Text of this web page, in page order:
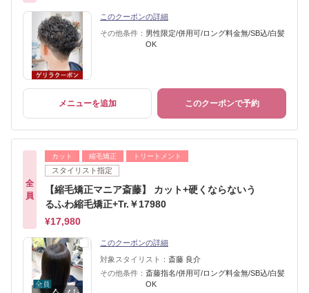
このクーポンの詳細
その他条件： 男性限定/併用可/ロング料金無/SB込/白髪
OK
メニューを追加 このクーポンで予約
全
員
カット 縮毛矯正 トリートメント
スタイリスト指定
【縮毛矯正マニア斎藤】 カット+硬くならないう
るふわ縮毛矯正+Tr.￥17980
¥17,980
このクーポンの詳細
対象スタイリスト： 斎藤 良介
その他条件： 斎藤指名/併用可/ロング料金無/SB込/白髪
OK